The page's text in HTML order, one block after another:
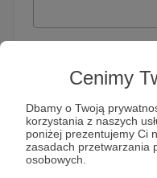
Cenimy
Dbamy o Twoją
korzystania z naszych
poniżej prezentujemy Ci
zasadach przetwarzania
osobowych.
Telefon *